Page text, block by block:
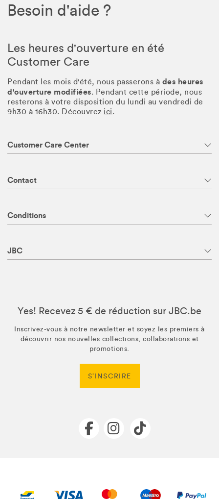
Besoin d'aide ?
Les heures d'ouverture en été
Customer Care
Pendant les mois d'été, nous passerons à des heures
d'ouverture modifiées. Pendant cette période, nous
resterons à votre disposition du lundi au vendredi de
9h30 à 16h30. Découvrez ici.
Customer Care Center
Contact
Conditions
JBC
Yes! Recevez 5 € de réduction sur JBC.be
Inscrivez-vous à notre newsletter et soyez les premiers à
découvrir nos nouvelles collections, collaborations et
promotions.
S’INSCRIRE